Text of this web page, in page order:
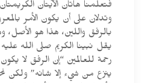
فتعلمنا هاتان الآيتان
وتدلان على أن يكون الأمر
بالرفق واللين، هذا هو الأصل،
يقل نبينا الكريم صلى الله
رحمة للعالمين “إن الرفق لا يكون
ينزع من شيء إلا شانه” ولكن